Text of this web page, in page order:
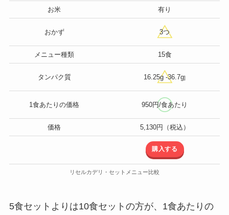
お米 有り
おかず 3つ
メニュー種類 15食
タンパク質 16.25g -36.7g]
1食あたりの価格 950円/食あたり
価格 5,130円（税込）
購入する
リセルカデリ・セットメニュー比較
5食セットよりは10食セットの方が、1食あたりの